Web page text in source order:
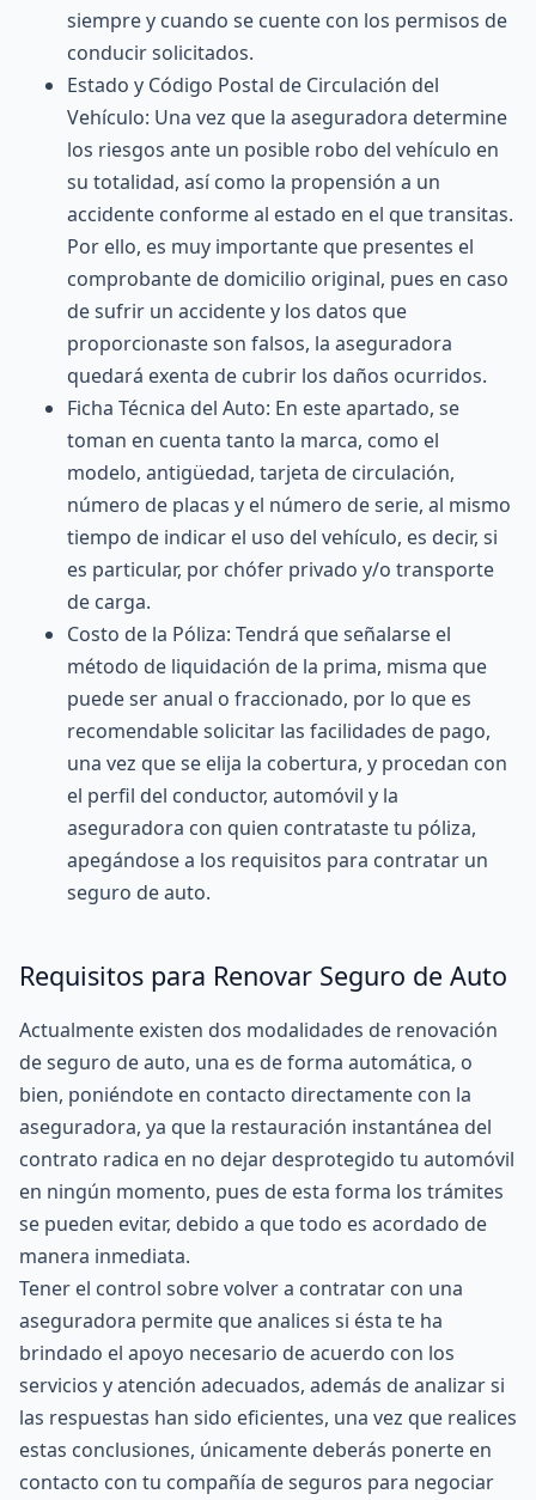
siempre y cuando se cuente con los permisos de
conducir solicitados.
Estado y Código Postal de Circulación del
Vehículo: Una vez que la aseguradora determine
los riesgos ante un posible robo del vehículo en
su totalidad, así como la propensión a un
accidente conforme al estado en el que transitas.
Por ello, es muy importante que presentes el
comprobante de domicilio original, pues en caso
de sufrir un accidente y los datos que
proporcionaste son falsos, la aseguradora
quedará exenta de cubrir los daños ocurridos.
Ficha Técnica del Auto: En este apartado, se
toman en cuenta tanto la marca, como el
modelo, antigüedad, tarjeta de circulación,
número de placas y el número de serie, al mismo
tiempo de indicar el uso del vehículo, es decir, si
es particular, por chófer privado y/o transporte
de carga.
Costo de la Póliza: Tendrá que señalarse el
método de liquidación de la prima, misma que
puede ser anual o fraccionado, por lo que es
recomendable solicitar las facilidades de pago,
una vez que se elija la cobertura, y procedan con
el perfil del conductor, automóvil y la
aseguradora con quien contrataste tu póliza,
apegándose a los requisitos para contratar un
seguro de auto.
Requisitos para Renovar Seguro de Auto
Actualmente existen dos modalidades de renovación
de seguro de auto, una es de forma automática, o
bien, poniéndote en contacto directamente con la
aseguradora, ya que la restauración instantánea del
contrato radica en no dejar desprotegido tu automóvil
en ningún momento, pues de esta forma los trámites
se pueden evitar, debido a que todo es acordado de
manera inmediata.
Tener el control sobre volver a contratar con una
aseguradora permite que analices si ésta te ha
brindado el apoyo necesario de acuerdo con los
servicios y atención adecuados, además de analizar si
las respuestas han sido eficientes, una vez que realices
estas conclusiones, únicamente deberás ponerte en
contacto con tu compañía de seguros para negociar